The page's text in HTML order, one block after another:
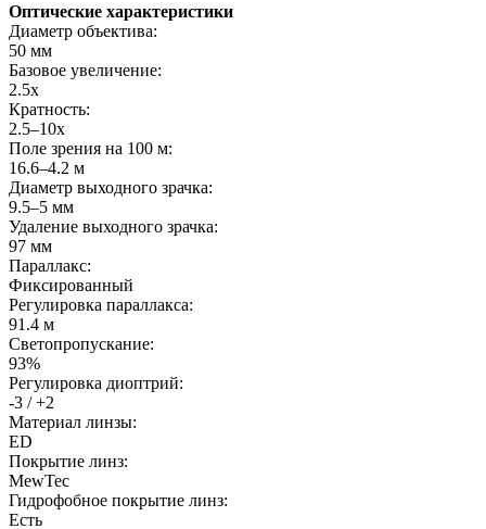
Оптические характеристики
Диаметр объектива:
50 мм
Базовое увеличение:
2.5x
Кратность:
2.5–10x
Поле зрения на 100 м:
16.6–4.2 м
Диаметр выходного зрачка:
9.5–5 мм
Удаление выходного зрачка:
97 мм
Параллакс:
Фиксированный
Регулировка параллакса:
91.4 м
Светопропускание:
93%
Регулировка диоптрий:
-3 / +2
Материал линзы:
ED
Покрытие линз:
MewTec
Гидрофобное покрытие линз:
Есть